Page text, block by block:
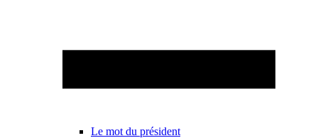
Le mot du président